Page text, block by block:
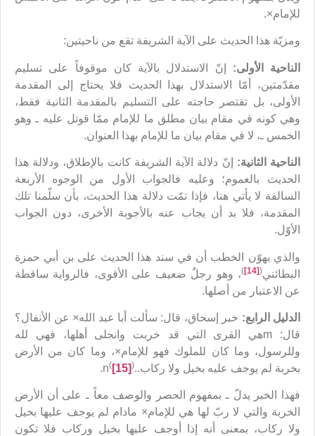
للإمام×.
ومزيّة هذا الحديث على الآية الشريفة تقع من ناحيتين:
الناحية الأولى: إنّ الاستدلال بالآية كان موقوفاً على تسليم
مقدّمتين، أمّا الاستدلال بهذا الحديث فلا يحتاج إلى المقدمة
الأولى، بل تقتصر حاجته على التسليم بالمقدمة الثانية فقط،
وهي كونه في مقام بيان مطلق ما للإمام ممّا قوتل عليه ـ وهو
الخمس ـ، لا في مقام بيان ما للإمام بهذا العنوان.
الناحية الثانية: إنّ دلالة الآية الشريفة كانت بالإطلاق، ودلالة هذا
الحديث بالعموم؛ وعليه فالجواب الأول من الوجوه الأربعة
السالفة لا يأتي هنا، فإذا تمّت دلالة هذا الحديث، بأن سلّمنا تلك
المقدمة، فلا بد أن يجاب عنه بالأجوبة الأخرى، دون الجواب
الأوّل.
والذي يهوّن الخطب أن في سند هذا الحديث على بن أبي حمزة
البطائني(
[14]
)، وهو رجلٌ ضعيف على الأقوى، فالرواية ساقطة
عن الاعتبار من أصلها.
الدليل الرابع: خبر إسحاق، قال: سألت أبا عبد الله× عن الأنفال؟
قال: mهي القرى التي قد خربت وانجلى أهلها، فهي لله
وللرسول، وما كان للملوك فهو للإمام×، وما كان من الأرض
بخربة لم يوجف عليه بخيل ولا ركاب..n
( [15])
.
فهذا الخبر يدلّ ـ بمفهوم الحصر والوصف معاً ـ على أن الأرض
الخربة والتي لا ربّ لها هي للإمام× مادام لم يوجف عليها بخيل
ولا ركاب، بمعنى أنه إذا أوجف عليها بخيل وركاب فلا تكون